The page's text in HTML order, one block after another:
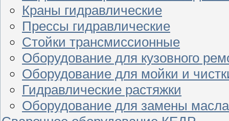
Краны гидравлические
Прессы гидравлические
Стойки трансмиссионные
Оборудование для кузовного
Оборудование для мойки и
Гидравлические растяжки
Оборудование для замены масла